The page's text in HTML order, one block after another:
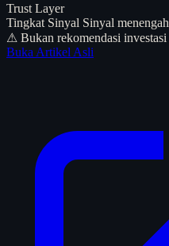
Trust Layer
Tingkat Sinyal Sinyal menengah
⚠ Bukan rekomendasi investasi
Buka Artikel Asli